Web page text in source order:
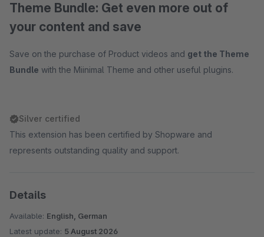
Theme Bundle: Get even more out of
your content and save
Save on the purchase of Product videos and get the Theme
Bundle with the Miinimal Theme and other useful plugins.
Silver certified
This extension has been certified by Shopware and
represents outstanding quality and support.
Details
Available: English, German
Latest update: 5 August 2026